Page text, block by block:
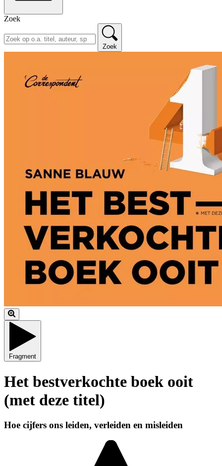
Zoek
Zoek
Fragment
Het bestverkochte boek ooit
(met deze titel)
Hoe cijfers ons leiden, verleiden en misleiden